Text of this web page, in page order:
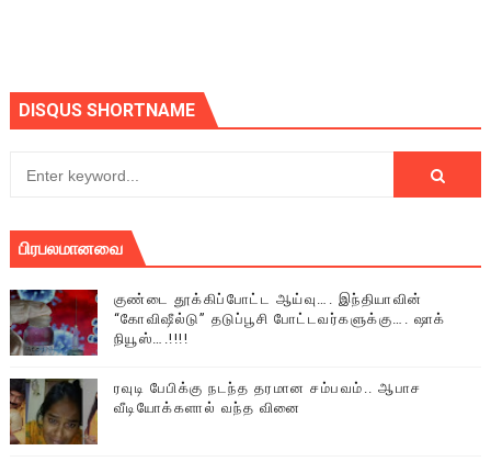
DISQUS SHORTNAME
பிரபலமானவை
குண்டை தூக்கிப்போட்ட ஆய்வு…. இந்தியாவின்
“கோவிஷீல்டு” தடுப்பூசி போட்டவர்களுக்கு…. ஷாக்
நியூஸ்….!!!!
ரவுடி பேபிக்கு நடந்த தரமான சம்பவம்.. ஆபாச
வீடியோக்களால் வந்த வினை